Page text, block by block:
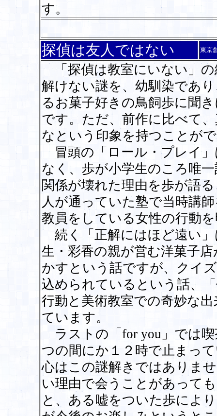
す。
探偵は友人ではない 東京
「探偵は教室にいない」の
解けない謎を、幼馴染であ
るお菓子好きの鳥飼歩に聞
です。ただ、前作に比べて
なという印象を持つことが
冒頭の「ロール・プレイ
なく、歩が小学生のころ唯
関係が壊れた理由を歩が語
人が通っていた塾で当時講
教員をしている女性の行動
続く「正解にはほど遠い」
生・彩香の親が営む洋菓子
かすという話ですが、クイ
込められているという話、
行動と美術教室での奇妙な
ています。
ラストの「for you」では
つの間にか１２時で止まっ
心はこの謎解きではありま
い理由で会うことがあって
と、ある嘘をついた歩によ